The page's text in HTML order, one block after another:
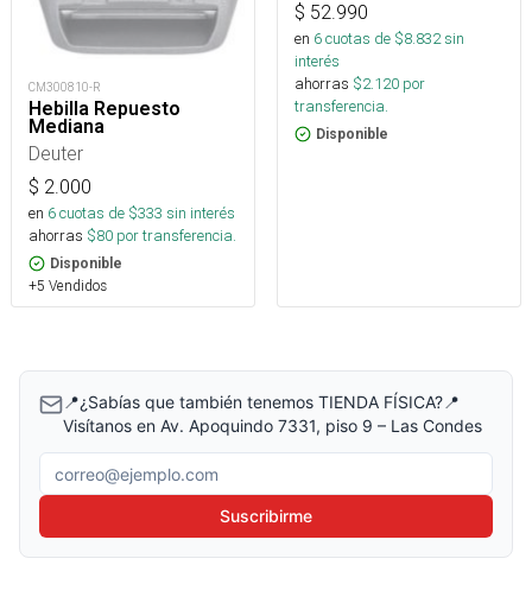
CM300810-R
Hebilla Repuesto
Mediana
Deuter
$ 2.000
en 6cuotas de $333 sin interés
ahorras $80 por transferencia.
Disponible
+5 Vendidos
$ 52.990
en 6cuotas de $8.832sin
interés
ahorras $2.120 por
transferencia.
Disponible
📍¿Sabías que también tenemos TIENDA FÍSICA?📍
Visítanos en Av. Apoquindo 7331, piso 9 – Las Condes
Correo electrónico
Suscribirme